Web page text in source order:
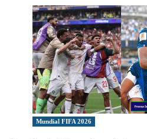
sobre
Francia
a
semifinales
del
mundial
por
tercera
Mundial FIFA 2026